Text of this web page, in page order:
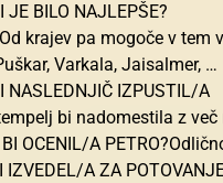
JE BILO NAJLEPŠE?
krajev pa mogoče v tem
Varkala, Jaisalmer, …
NASLEDNJIČ IZPUSTIL/A
bi nadomestila z več
OCENIL/A
IZVEDEL/A ZA